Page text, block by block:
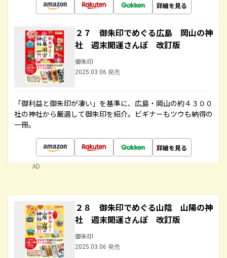
詳細を見る
２７ 御朱印でめぐる広島 岡山の神
社 週末開運さんぽ 改訂版
御朱印
2025.03.06 発売
「御利益と御朱印が凄い」を基準に、広島・岡山の約４３００
社の神社から厳選して御朱印を紹介。ビギナーもツウも納得の
一冊。
詳細を見る
AD
２８ 御朱印でめぐる山陰 山陽の神
社 週末開運さんぽ 改訂版
御朱印
2025.03.06 発売